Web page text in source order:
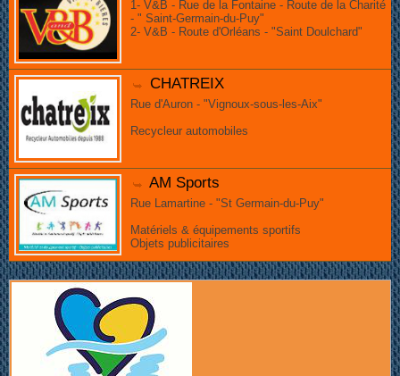
1- V&B - Rue de la Fontaine - Route de la Charité
- " Saint-Germain-du-Puy"
2- V&B - Route d'Orléans - "Saint Doulchard"
CHATREIX
Rue d'Auron - "Vignoux-sous-les-Aix"
Recycleur automobiles
AM Sports
Rue Lamartine - "St Germain-du-Puy"
Matériels & équipements sportifs
Objets publicitaires